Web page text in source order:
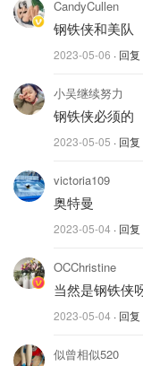
CandyCullen
钢铁侠和美队
2023-05-06 · 回复
小吴继续努力
钢铁侠必须的
2023-05-05 · 回复
victoria109
奥特曼
2023-05-04 · 回复
OCChristine
当然是钢铁侠
2023-05-04 · 回复
似曾相似520